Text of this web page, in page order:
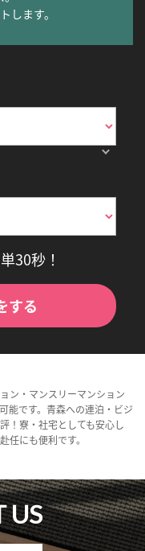
します。
30秒！
する
ン・マンスリーマンション
能です。青森への連泊・ビジ
！寮・社宅としても安心し
任にも便利です。
US